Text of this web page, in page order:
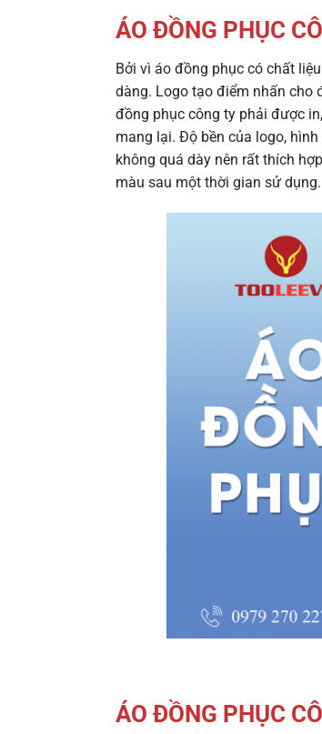
ÁO ĐỒNG PHỤC
Bởi vì áo đồng phục có chất
dàng. Logo tạo điểm nhấn cho
đồng phục công ty phải được
mang lại. Độ bền của logo,
không quá dày nên rất thích
màu sau một thời gian sử dụng.
ÁO ĐỒNG PHỤC